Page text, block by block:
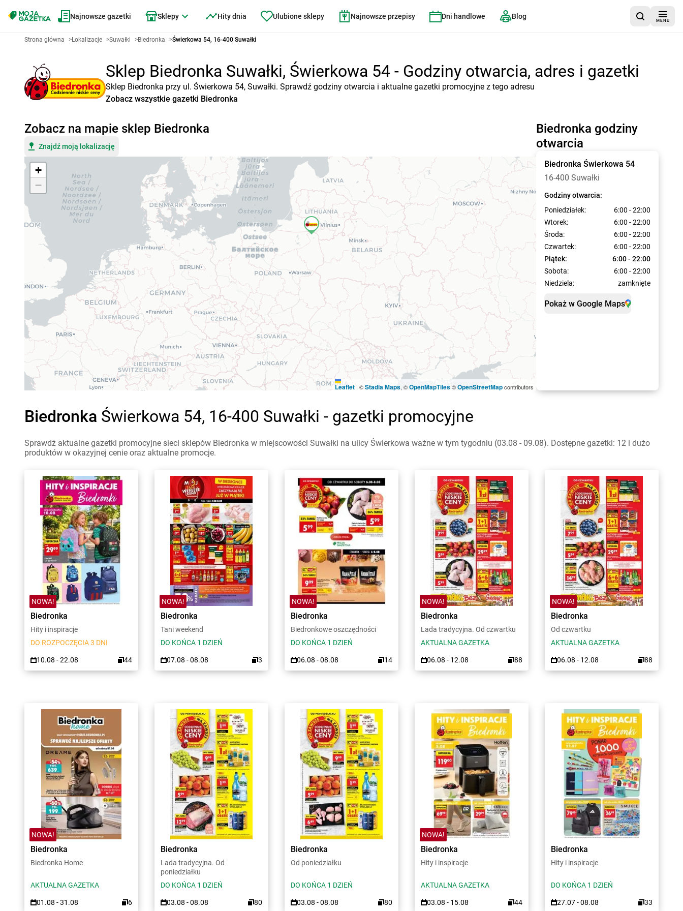
Najnowsze gazetki Sklepy Hity dnia Ulubione sklepy Najnowsze przepisy Dni handlowe Blog
MENU
Strona główna >Lokalizacje >Suwałki >Biedronka >Świerkowa 54, 16-400 Suwałki
Sklep Biedronka Suwałki, Świerkowa 54 - Godziny otwarcia, adres i gazetki
Sklep Biedronka przy ul. Świerkowa 54, Suwałki. Sprawdź godziny otwarcia i aktualne gazetki promocyjne z tego adresu
Zobacz wszystkie gazetki Biedronka
Biedronka godziny
otwarcia
Biedronka Świerkowa 54
16-400 Suwałki
Godziny otwarcia:
Poniedziałek:
6:00 - 22:00
Wtorek:
6:00 - 22:00
Środa:
6:00 - 22:00
Czwartek:
6:00 - 22:00
Piątek:
6:00 - 22:00
Sobota:
6:00 - 22:00
Niedziela:
zamknięte
Pokaż w Google Maps
Zobacz na mapie sklep Biedronka
Znajdź moją lokalizację
+
−
Leaflet | ©Stadia Maps, ©OpenMapTiles©OpenStreetMapcontributors
Biedronka Świerkowa 54, 16-400 Suwałki - gazetki promocyjne
Sprawdź aktualne gazetki promocyjne sieci sklepów Biedronka w miejscowości Suwałki na ulicy Świerkowa ważne w tym tygodniu (03.08 - 09.08). Dostępne gazetki: 12 i dużo
produktów w okazyjnej cenie oraz aktualne promocje.
NOWA!
Biedronka
Hity i inspiracje
DO ROZPOCZĘCIA 3 DNI
10.08 - 22.08 44
NOWA!
Biedronka
Tani weekend
DO KOŃCA 1 DZIEŃ
07.08 - 08.08 3
NOWA!
Biedronka
Biedronkowe oszczędności
DO KOŃCA 1 DZIEŃ
06.08 - 08.08 14
NOWA!
Biedronka
Lada tradycyjna. Od czwartku
AKTUALNA GAZETKA
06.08 - 12.08 88
NOWA!
Biedronka
Od czwartku
AKTUALNA GAZETKA
06.08 - 12.08 88
NOWA!
Biedronka
Biedronka Home
AKTUALNA GAZETKA
01.08 - 31.08 6
Biedronka
Lada tradycyjna. Od
poniedziałku
DO KOŃCA 1 DZIEŃ
03.08 - 08.08 80
Biedronka
Od poniedziałku
DO KOŃCA 1 DZIEŃ
03.08 - 08.08 80
NOWA!
Biedronka
Hity i inspiracje
AKTUALNA GAZETKA
03.08 - 15.08 44
Biedronka
Hity i inspiracje
DO KOŃCA 1 DZIEŃ
27.07 - 08.08 33